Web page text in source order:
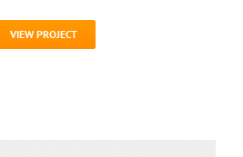
VIEW PROJECT